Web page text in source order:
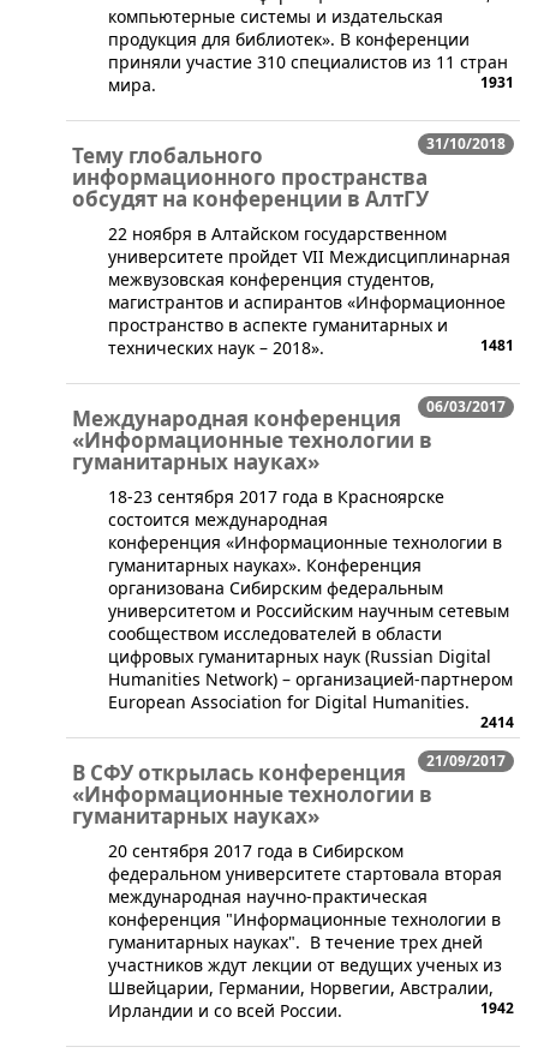
компьютерные системы и издательская
продукция для библиотек». В конференции
приняли участие 310 специалистов из 11 стран
мира.
1931
31/10/2018
Тему глобального
информационного пространства
обсудят на конференции в АлтГУ
​22 ноября в Алтайском государственном
университете пройдет VII Междисциплинарная
межвузовская конференция студентов,
магистрантов и аспирантов «Информационное
пространство в аспекте гуманитарных и
технических наук – 2018».
1481
06/03/2017
Международная конференция
«Информационные технологии в
гуманитарных науках»
18-23 сентября 2017 года в Красноярске
состоится международная
конференция «Информационные технологии в
гуманитарных науках». Конференция
организована Сибирским федеральным
университетом и Российским научным сетевым
сообществом исследователей в области
цифровых гуманитарных наук (Russian Digital
Humanities Network) – организацией-партнером
European Association for Digital Humanities.
2414
21/09/2017
В СФУ открылась конференция
«Информационные технологии в
гуманитарных науках»
​20 сентября 2017 года в Сибирском
федеральном университете стартовала вторая
международная научно-практическая
конференция "Информационные технологии в
гуманитарных науках". В течение трех дней
участников ждут лекции от ведущих ученых из
Швейцарии, Германии, Норвегии, Австралии,
Ирландии и со всей России.
1942